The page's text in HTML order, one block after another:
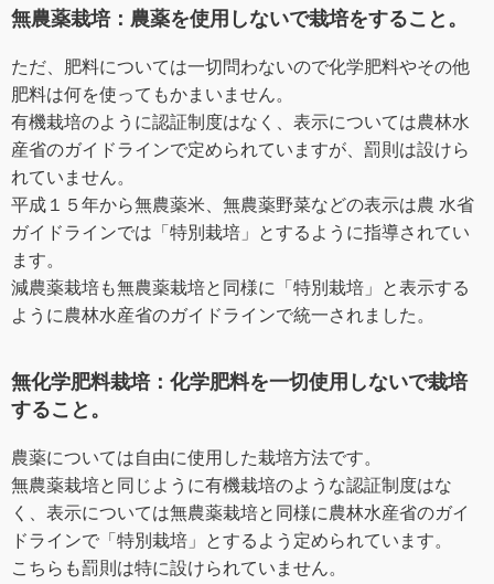
無農薬栽培：農薬を使用しないで栽培をすること。
ただ、肥料については一切問わないので化学肥料やその他
肥料は何を使ってもかまいません。
有機栽培のように認証制度はなく、表示については農林水
産省のガイドラインで定められていますが、罰則は設けら
れていません。
平成１５年から無農薬米、無農薬野菜などの表示は農 水省
ガイドラインでは「特別栽培」とするように指導されてい
ます。
減農薬栽培も無農薬栽培と同様に「特別栽培」と表示する
ように農林水産省のガイドラインで統一されました。
無化学肥料栽培：化学肥料を一切使用しないで栽培
すること。
農薬については自由に使用した栽培方法です。
無農薬栽培と同じように有機栽培のような認証制度はな
く、表示については無農薬栽培と同様に農林水産省のガイ
ドラインで「特別栽培」とするよう定められています。
こちらも罰則は特に設けられていません。